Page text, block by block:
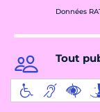
Données
Tout